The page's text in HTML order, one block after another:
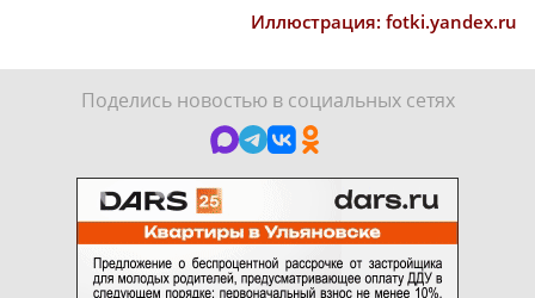
Иллюстрация: fotki.yandex.ru
Поделись новостью в социальных сетях